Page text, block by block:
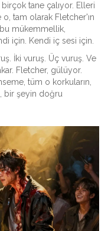
tane çalıyor. Elleri
o, tam olarak Fletcher'ın
mükemmellik,
için. Kendi iç sesi için.
İki vuruş. Üç vuruş. Ve
Fletcher, gülüyor.
tüm o korkuların,
bir şeyin doğru